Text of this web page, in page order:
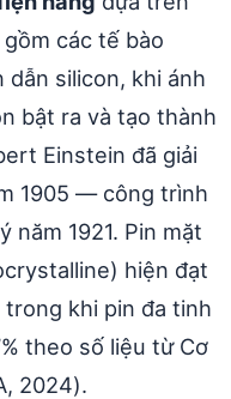
các tế bào
dẫn silicon, khi ánh
bật ra và tạo thành
Einstein đã giải
1905 — công trình
năm 1921. Pin mặt
hiện đạt
trong khi pin đa tinh
theo số liệu từ Cơ
2024).